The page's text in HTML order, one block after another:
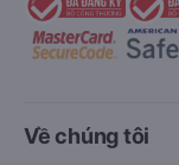
Về chúng tôi